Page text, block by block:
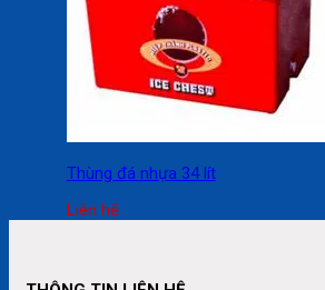
Thùng đá nhựa 34 lít
Liên hệ